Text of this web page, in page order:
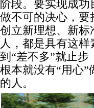
阶段。要实现成
做不可的决心，
创立新理想、新
人，都是具有这
到“差不多”就止
根本就没有“用心
的人。